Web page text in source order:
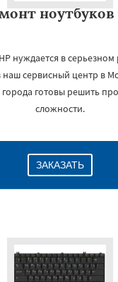
ноутбуков
нуждается в серьезном
наш сервисный центр в
города готовы решить
сложности.
ЗАКАЗАТЬ